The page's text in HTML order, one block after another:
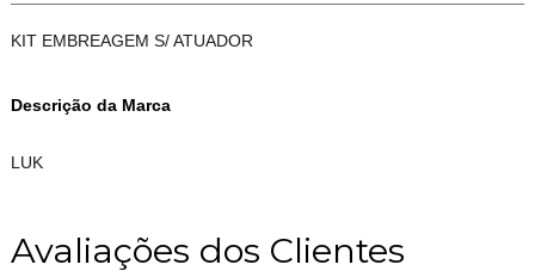
KIT EMBREAGEM S/ ATUADOR
Descrição da Marca
LUK
Avaliações dos Clientes